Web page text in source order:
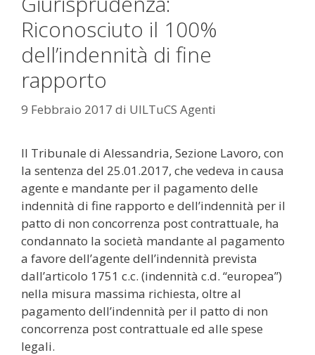
Riconosciuto il 100%
dell’indennità di fine
rapporto
9 Febbraio 2017 di UILTuCS Agenti
Il Tribunale di Alessandria, Sezione Lavoro, con
la sentenza del 25.01.2017, che vedeva in causa
agente e mandante per il pagamento delle
indennità di fine rapporto e dell’indennità per il
patto di non concorrenza post contrattuale, ha
condannato la società mandante al pagamento
a favore dell’agente dell’indennità prevista
dall’articolo 1751 c.c. (indennità c.d. “europea”)
nella misura massima richiesta, oltre al
pagamento dell’indennità per il patto di non
concorrenza post contrattuale ed alle spese
legali.